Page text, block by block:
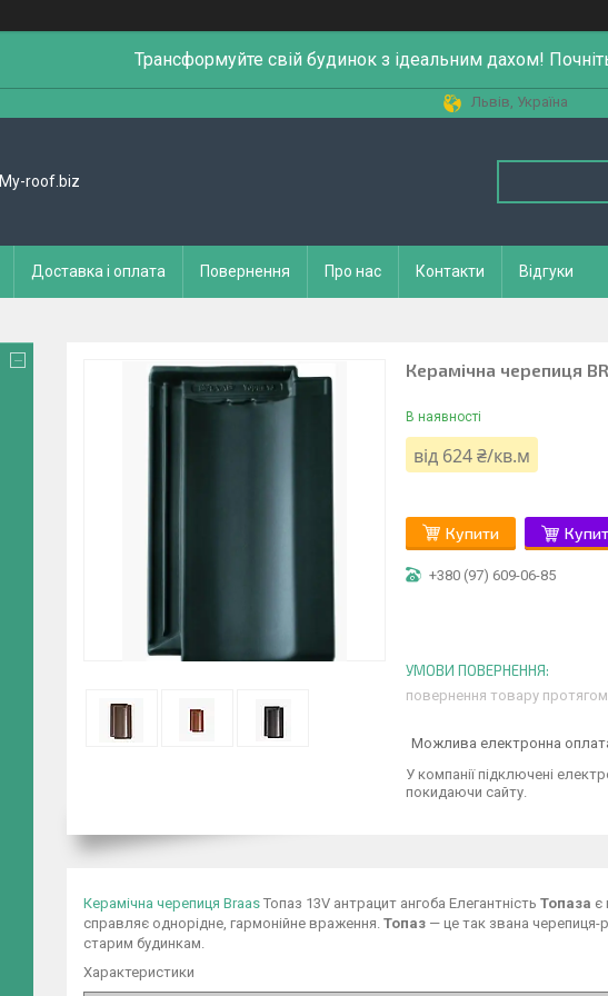
Трансформуйте свій будинок з ідеальним дахом!
Львів, Україна
My-roof.biz
Доставка і оплата Повернення Про нас Контакти Відгуки
Керамічна черепиця
В наявності
від 624 ₴/кв.м
Купити
+380 (97) 609-06-85
повернення товару протягом
У компанії підключені
покидаючи сайту.
Керамічна черепиця Braas Топаз 13V антрацит ангоба Елегантність Топаза є
справляє однорідне, гармонійне враження. Топаз — це так звана
старим будинкам.
Характеристики